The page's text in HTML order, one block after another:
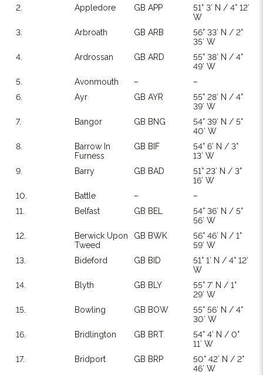
2.
Appledore GB APP
51° 3′ N / 4° 12′
W
3.
Arbroath GB ARB
56° 33′ N / 2°
35′ W
4.
Ardrossan GB ARD
55° 38′ N / 4°
49′ W
5.
Avonmouth –
–
6.
Ayr GB AYR
55° 28′ N / 4°
39′ W
7.
Bangor GB BNG
54° 39′ N / 5°
40′ W
8.
Barrow In
Furness
GB BIF
54° 6′ N / 3°
13′ W
9.
Barry GB BAD
51° 23′ N / 3°
16′ W
10.
Battle –
–
11.
Belfast GB BEL
54° 36′ N / 5°
56′ W
12.
Berwick Upon
Tweed
GB BWK
56° 46′ N / 1°
59′ W
13.
Bideford GB BID
51° 1′ N / 4° 12′
W
14.
Blyth GB BLY
55° 7′ N / 1°
29′ W
15.
Bowling GB BOW
55° 56′ N / 4°
30′ W
16.
Bridlington GB BRT
54° 4′ N / 0°
11′ W
17.
Bridport GB BRP
50° 42′ N / 2°
46′ W